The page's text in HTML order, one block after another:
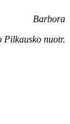
Barbora
nuotr.